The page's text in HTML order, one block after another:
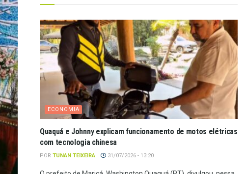
ECONOMIA
Quaquá e Johnny explicam funcionamento de motos elétricas
com tecnologia chinesa
POR TUNAN TEIXEIRA 31/07/2026 - 13:20